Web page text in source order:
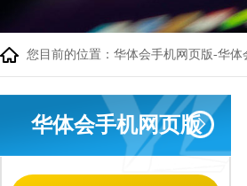
您目前的位置： 华体会手机网页版-华体
华体会手机网页版